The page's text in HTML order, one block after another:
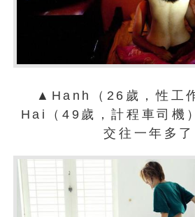
▲Hanh（26歲，性工
Hai（49歲，計程車司機
交往一年多了